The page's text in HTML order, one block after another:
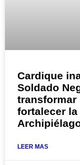
Cardique
Soldado
transformar
fortalecer
LEER MAS